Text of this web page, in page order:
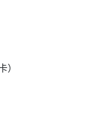
）